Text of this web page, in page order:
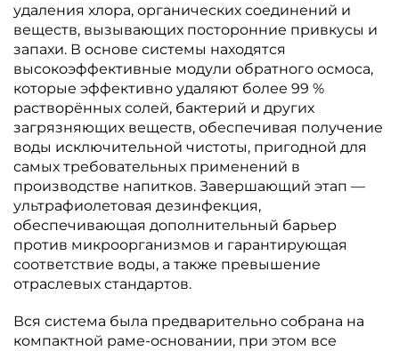
удаления хлора, органических соединений и
веществ, вызывающих посторонние привкусы и
запахи. В основе системы находятся
высокоэффективные модули обратного осмоса,
которые эффективно удаляют более 99 %
растворённых солей, бактерий и других
загрязняющих веществ, обеспечивая получение
воды исключительной чистоты, пригодной для
самых требовательных применений в
производстве напитков. Завершающий этап —
ультрафиолетовая дезинфекция,
обеспечивающая дополнительный барьер
против микроорганизмов и гарантирующая
соответствие воды, а также превышение
отраслевых стандартов.
Вся система была предварительно собрана на
компактной раме-основании, при этом все